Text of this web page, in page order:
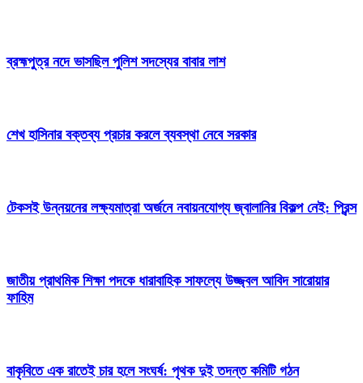
ব্রহ্মপুত্র নদে ভাসছিল পুলিশ সদস্যের বাবার লাশ
শেখ হাসিনার বক্তব্য প্রচার করলে ব্যবস্থা নেবে সরকার
টেকসই উন্নয়নের লক্ষ্যমাত্রা অর্জনে নবায়নযোগ্য জ্বালানির বিকল্প নেই: প্রিন্স
জাতীয় প্রাথমিক শিক্ষা পদকে ধারাবাহিক সাফল্যে উজ্জ্বল আবিদ সারোয়ার
ফাহিম
বাকৃবিতে এক রাতেই চার হলে সংঘর্ষ: পৃথক দুই তদন্ত কমিটি গঠন